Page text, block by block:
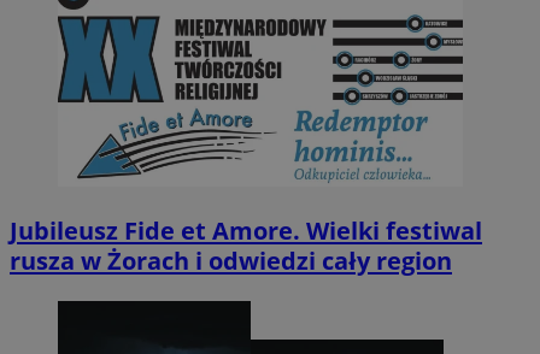
Jubileusz Fide et Amore. Wielki festiwal
rusza w Żorach i odwiedzi cały region